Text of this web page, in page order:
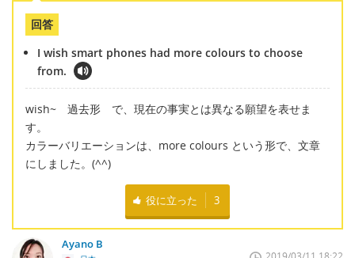
回答
I wish smart phones had more colours to choose
from.
wish~ 過去形 で、現在の事実とは異なる願望を表せま
す。
カラーバリエーションは、more colours という形で、文章
にしました。(^^)
役に立った 3
Ayano B